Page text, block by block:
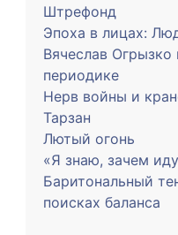
Штрефонд
Эпоха в лицах:
Вячеслав Огрызко
периодике
Нерв войны и
Тарзан
Лютый огонь
«Я знаю, зачем
Баритональный
поисках баланса